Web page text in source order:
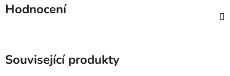
Hodnocení
Související produkty